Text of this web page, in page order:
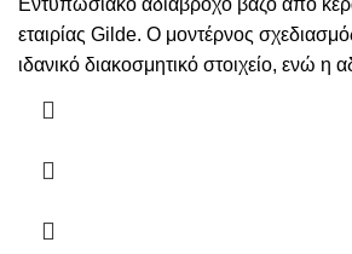
προϊόντος
Εντυπωσιακό αδιάβροχο βάζο από
εταιρίας Gilde. Ο μοντέρνος
ιδανικό διακοσμητικό στοιχείο, ενώ η